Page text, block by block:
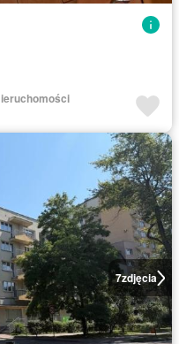
7zdjęcia